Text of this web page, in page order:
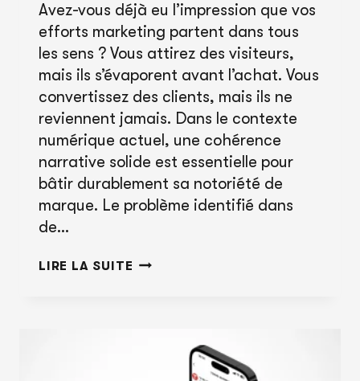
Avez-vous déjà eu l’impression que vos
efforts marketing partent dans tous
les sens ? Vous attirez des visiteurs,
mais ils s’évaporent avant l’achat. Vous
convertissez des clients, mais ils ne
reviennent jamais. Dans le contexte
numérique actuel, une cohérence
narrative solide est essentielle pour
bâtir durablement sa notoriété de
marque. Le problème identifié dans
de…
LIRE LA SUITE BÂTIR
MARQUE
INOUBLIABLE